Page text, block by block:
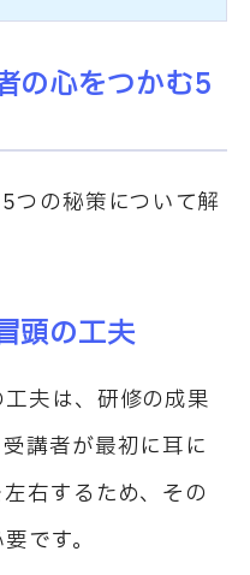
の心をつかむ5
つの秘策について解
頭の工夫
夫は、研修の成果
講者が最初に耳に
右するため、その
です。